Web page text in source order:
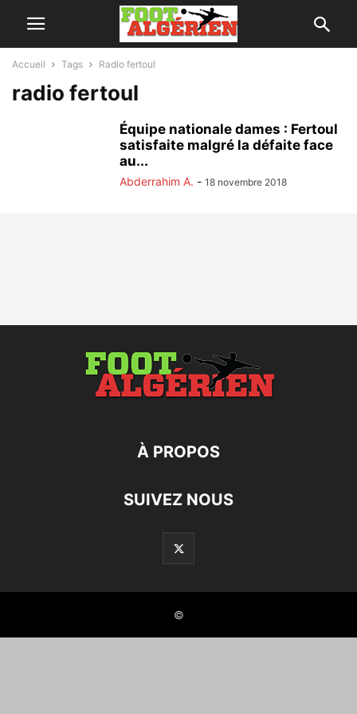
Accueil Tags Radio fertoul
radio fertoul
Équipe nationale dames : Fertoul
satisfaite malgré la défaite face
au...
Abderrahim A. - 18 novembre 2018
À PROPOS
SUIVEZ NOUS
©